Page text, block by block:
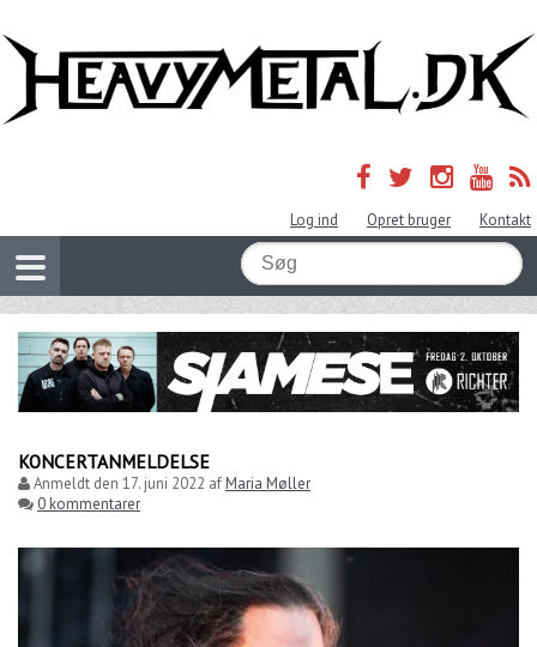
Log ind Opret bruger Kontakt
KONCERTANMELDELSE
Anmeldt den 17. juni 2022 afMaria Møller
0 kommentarer